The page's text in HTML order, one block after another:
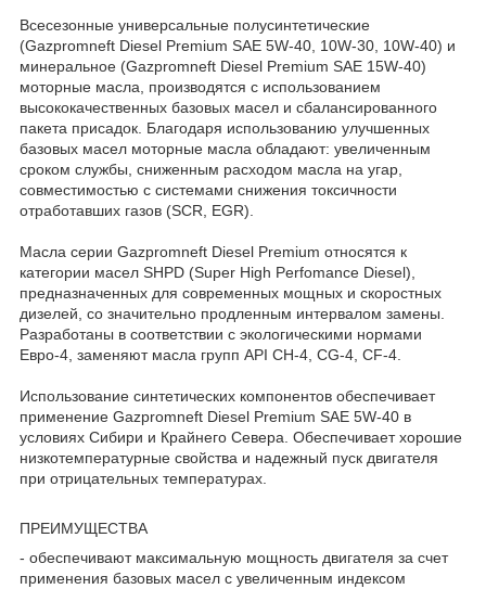
Всесезонные универсальные полусинтетические
(Gazpromneft Diesel Premium SAE 5W-40, 10W-30, 10W-40) и
минеральное (Gazpromneft Diesel Premium SAE 15W-40)
моторные масла, производятся с использованием
высококачественных базовых масел и сбалансированного
пакета присадок. Благодаря использованию улучшенных
базовых масел моторные масла обладают: увеличенным
сроком службы, сниженным расходом масла на угар,
совместимостью с системами снижения токсичности
отработавших газов (SCR, EGR).
Масла серии Gazpromneft Diesel Premium относятся к
категории масел SHPD (Super High Perfomance Diesel),
предназначенных для современных мощных и скоростных
дизелей, со значительно продленным интервалом замены.
Разработаны в соответствии с экологическими нормами
Евро-4, заменяют масла групп API CH-4, CG-4, CF-4.
Использование синтетических компонентов обеспечивает
применение Gazpromneft Diesel Premium SAE 5W-40 в
условиях Сибири и Крайнего Севера. Обеспечивает хорошие
низкотемпературные свойства и надежный пуск двигателя
при отрицательных температурах.
ПРЕИМУЩЕСТВА
- обеспечивают максимальную мощность двигателя за счет
применения базовых масел с увеличенным индексом